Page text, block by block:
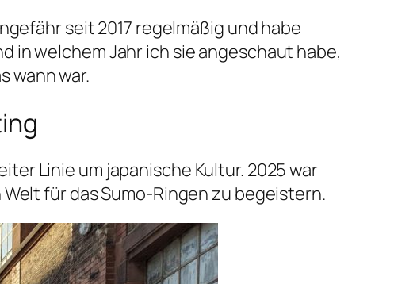
seit 2017 regelmäßig und habe
in welchem Jahr ich sie angeschaut habe,
wann war.
Linie um japanische Kultur. 2025 war
für das Sumo-Ringen zu begeistern.